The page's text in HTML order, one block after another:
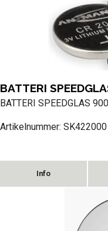
BATTERI
BATTERI SPEEDGLAS
Artikelnummer: SK422000